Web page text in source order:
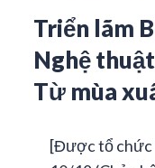
Triển lãm
Nghệ
Từ mùa
[Được tổ chức